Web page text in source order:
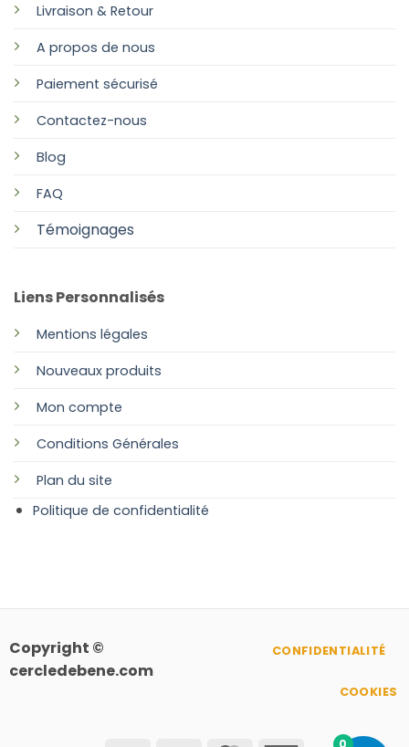
Livraison & Retour
A propos de nous
Paiement sécurisé
Contactez-nous
Blog
FAQ
Témoignages
Liens Personnalisés
Mentions légales
Nouveaux produits
Mon compte
Conditions Générales
Plan du site
Politique de confidentialité
Copyright ©
cercledebene.com
CONFIDENTIALITÉ
COOKIES
0